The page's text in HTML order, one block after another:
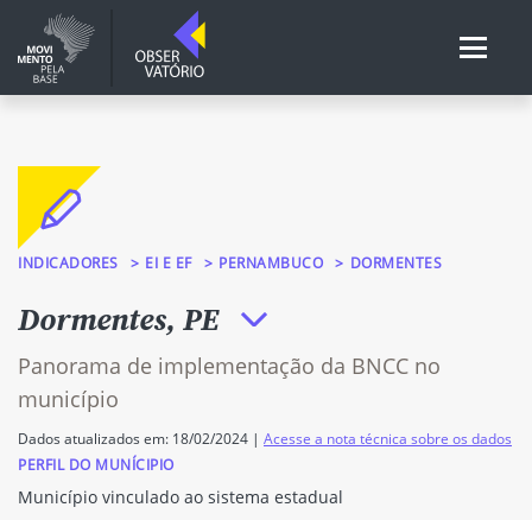
INDICADORES EI E EF PERNAMBUCO DORMENTES
Dormentes, PE
Panorama de implementação da BNCC no
município
Dados atualizados em: 18/02/2024 | Acesse a nota técnica sobre os dados
PERFIL DO MUNÍCIPIO
Município vinculado ao sistema estadual